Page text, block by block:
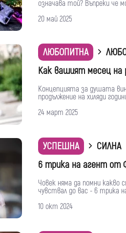
означава той? Въпреки че
20 май 2025
ЛЮБОПИТНА
Как вашият месец
Концепцията за душата
продължение на хиляди
24 март 2025
УСПЕШНА
СИЛНА
6 трика на агент от
Човек няма да помни какво
чувствал до вас - 6 трика
10 окт 2024